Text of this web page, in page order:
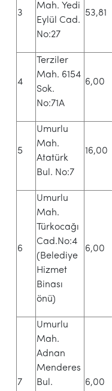
3
Mah. Yedi
Eylül Cad.
No:27
53,81
4
Terziler
Mah. 6154
Sok.
No:71A
6,00
5
Umurlu
Mah.
Atatürk
Bul. No:7
16,00
6
Umurlu
Mah.
Türkocağı
Cad.No:4
(Belediye
Hizmet
Binası
önü)
6,00
7
Umurlu
Mah.
Adnan
Menderes
Bul.
6,00